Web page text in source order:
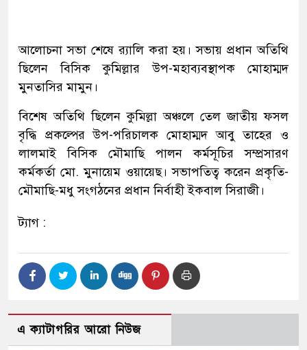
আলোচনা সভা শেষে র‌্যালি করা হয়। সভায় প্রধান অতিথি
ছিলেন বিসিক কুমিল্লার উপ-মহাব্যবস্থাপক মোহাম্মদ
মুনতাসির মামুন।
বিশেষ অতিথি ছিলেন কুমিল্লা অঞ্চলে তেল জাতীয় ফসল
বৃদ্ধি প্রকল্পের উপ-পরিচালক মোহাম্মদ আবু তাহের ও
লালমাই বিসিক মৌমাছি পালন কর্মসূচির সম্প্রসারণ
কর্মকর্তা মো. মুনায়েম ওয়ায়েছ। সভাপতিত্ব করেন প্রকৃতি-
মৌমাছি-মধু সংগঠনের প্রধান নির্বাহী ইকবাল সিরাজী।
ট্যাগ :
এ ক্যাটাগরির আরো নিউজ